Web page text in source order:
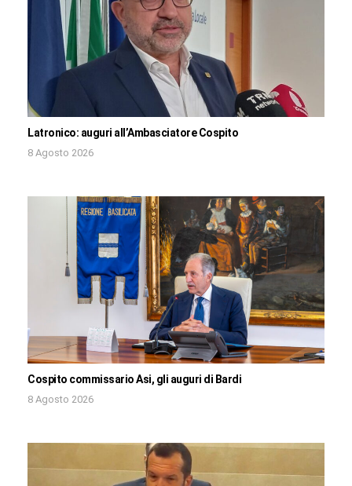
Latronico: auguri all’Ambasciatore Cospito
8 Agosto 2026
Cospito commissario Asi, gli auguri di Bardi
8 Agosto 2026